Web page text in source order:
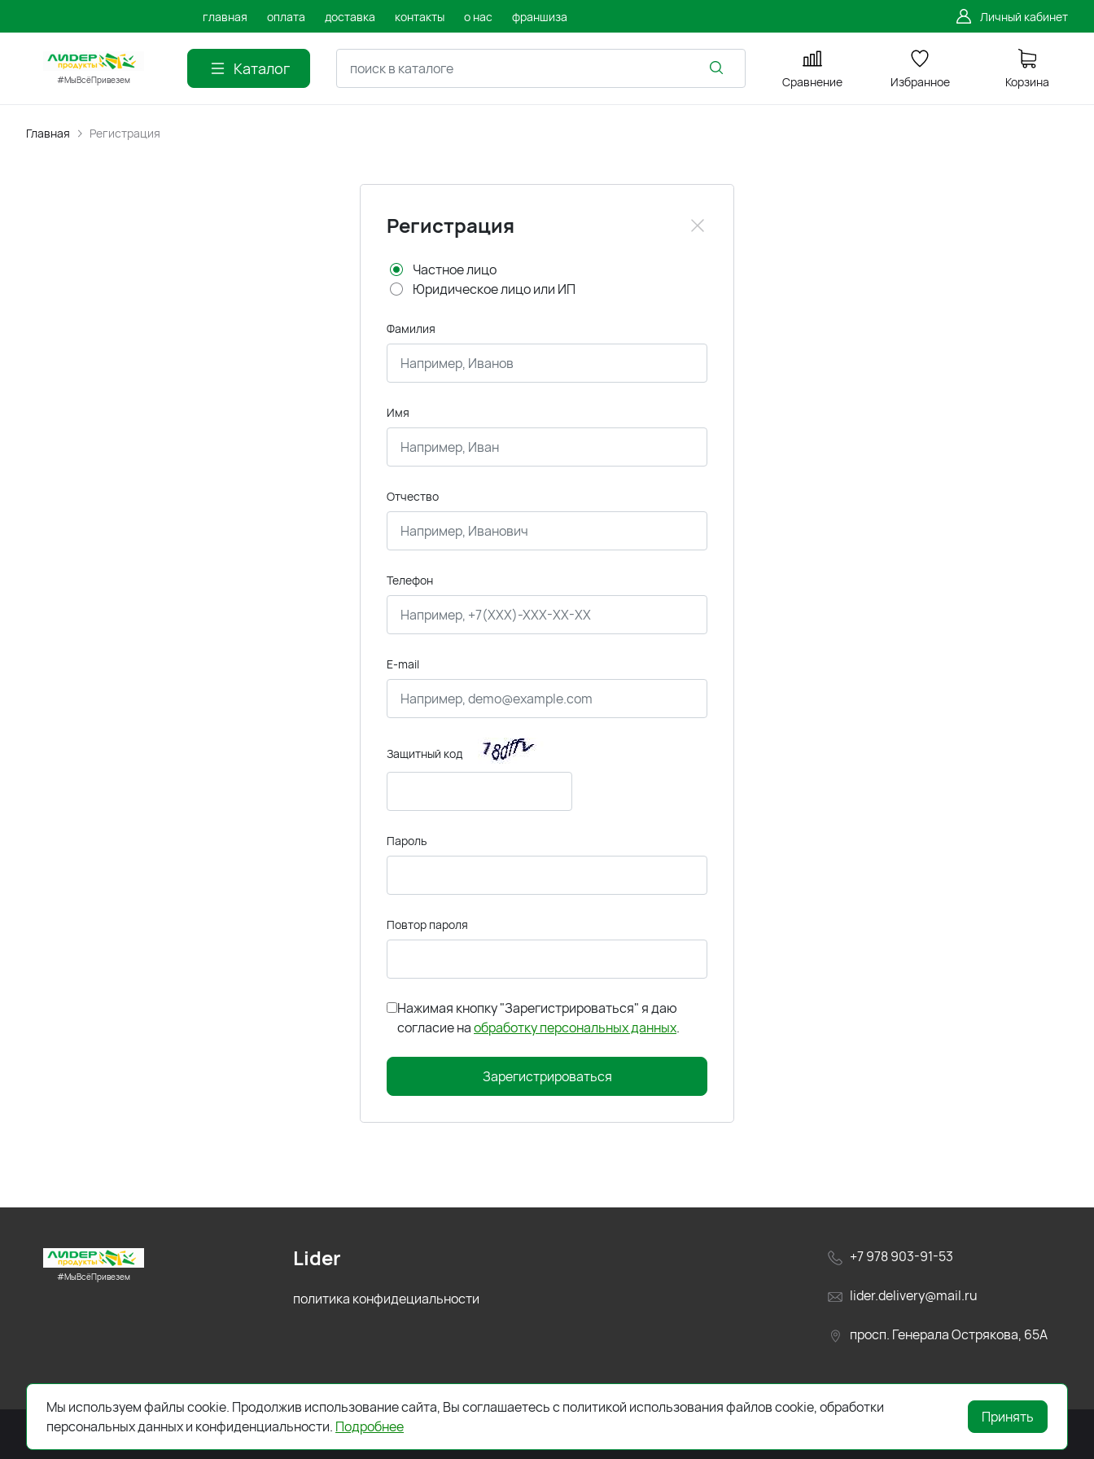
главная оплата доставка контакты о нас франшиза Личный кабинет
#МыВсёПривезем
Каталог
Сравнение Избранное Корзина
Главная Регистрация
Регистрация
Частное лицо
Юридическое лицо или ИП
Фамилия
Имя
Отчество
Телефон
E-mail
Защитный код
Пароль
Повтор пароля
Нажимая кнопку "Зарегистрироваться" я даю
согласие наобработку персональных данных.
Зарегистрироваться
#МыВсёПривезем
+7 978 903-91-53
lider.delivery@mail.ru
просп. Генерала Острякова, 65А
Lider
политика конфидециальности
2026 © Все права защищены. Работает на
Мы используем файлы cookie. Продолжив использование сайта, Вы соглашаетесь с политикой использования файлов cookie, обработки
персональных данных и конфиденциальности. Подробнее
Принять